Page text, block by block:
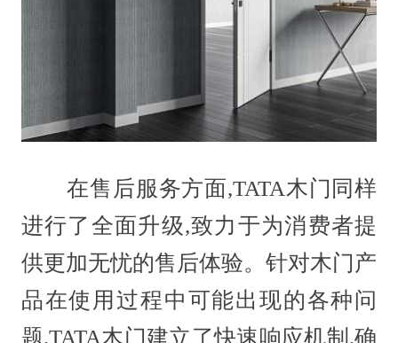
在售后服务方面,TATA木门同样
进行了全面升级,致力于为消费者提
供更加无忧的售后体验。针对木门产
品在使用过程中可能出现的各种问
题,TATA木门建立了快速响应机制,确